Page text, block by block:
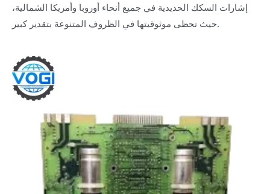
إشارات السكك الحديدية في جميع أنحاء أوروبا وأمريكا الشمالية،
حيث تحظى موثوقيتها في الظروف المتنوعة بتقدير كبير.